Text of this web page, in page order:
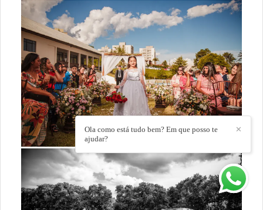
✕
Ola como está tudo bem? Em que posso te
ajudar?